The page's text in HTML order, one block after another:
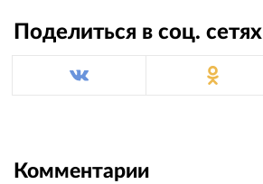
Поделиться в соц. сетях
Комментарии